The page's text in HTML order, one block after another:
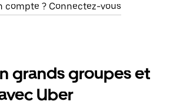
compte ? Connectez-vous
grands groupes et
Uber